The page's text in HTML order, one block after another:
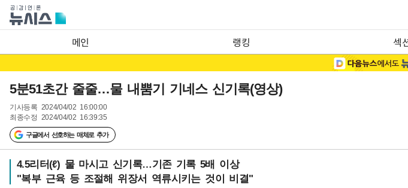
메인 랭킹 섹
5분51초간 줄줄…물 내뿜기 기네스 신기록(영상)
기사등록 2024/04/02 16:00:00
최종수정 2024/04/02 16:39:35
구글에서 선호하는 매체로 추가
4.5리터(ℓ) 물 마시고 신기록…기존 기록 5배 이상
"복부 근육 등 조절해 위장서 역류시키는 것이 비결"